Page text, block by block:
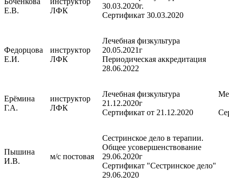
Е.В.
ЛФК
30.03.2020г.
Сертификат 30.03.2020
Федорцова
Е.И.
инструктор
ЛФК
Лечебная физкультура
20.05.2021г
Периодическая аккредитация
28.06.2022
Ерёмина
Г.А.
инструктор
ЛФК
Лечебная физкультура
21.12.2020г
Сертификат от 21.12.2020
Пышина
И.В.
м/с постовая
Сестринское дело в терапии.
Общее усовершенствование
29.06.2020г
Сертификат "Сестринское дело"
29.06.2020